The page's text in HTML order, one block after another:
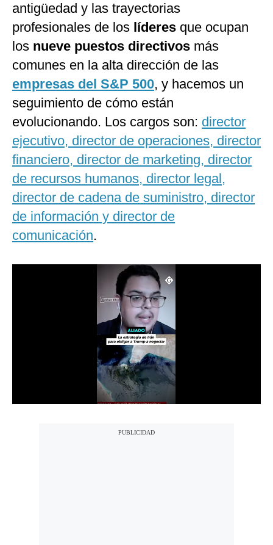
antigüedad y las trayectorias
profesionales de los líderes que ocupan
los nueve puestos directivos más
comunes en la alta dirección de las
empresas del S&P 500, y hacemos un
seguimiento de cómo están
evolucionando. Los cargos son: director
ejecutivo, director de operaciones, director
financiero, director de marketing, director
de recursos humanos, director legal,
director de cadena de suministro, director
de información y director de
comunicación.